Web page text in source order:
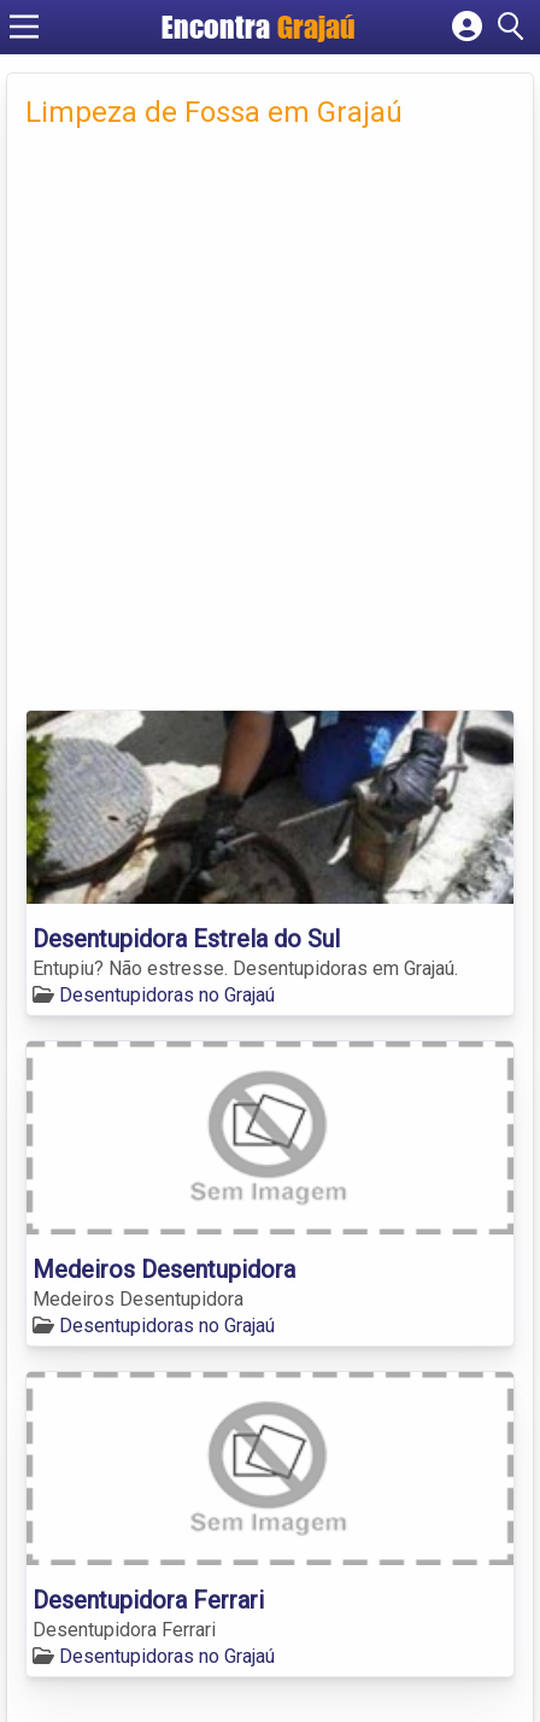
Encontra Grajaú
Cadastrar empresa
Criar conta
Limpeza de Fossa em Grajaú
Desentupidora Estrela do Sul
Entupiu? Não estresse. Desentupidoras em Grajaú.
Desentupidoras no Grajaú
Medeiros Desentupidora
Medeiros Desentupidora
Desentupidoras no Grajaú
Desentupidora Ferrari
Desentupidora Ferrari
Desentupidoras no Grajaú